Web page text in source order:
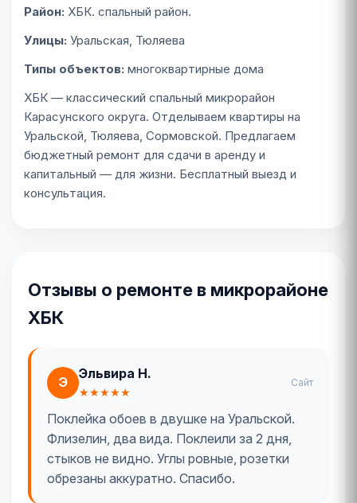
Район: ХБК. спальный район.
Улицы: Уральская, Тюляева
Типы объектов: многоквартирные дома
ХБК — классический спальный микрорайон
Карасунского округа. Отделываем квартиры на
Уральской, Тюляева, Сормовской. Предлагаем
бюджетный ремонт для сдачи в аренду и
капитальный — для жизни. Бесплатный выезд и
консультация.
Отзывы о ремонте в микрорайоне
ХБК
Э
Эльвира Н.
★★★★★
Сайт
Поклейка обоев в двушке на Уральской.
Флизелин, два вида. Поклеили за 2 дня,
стыков не видно. Углы ровные, розетки
обрезаны аккуратно. Спасибо.